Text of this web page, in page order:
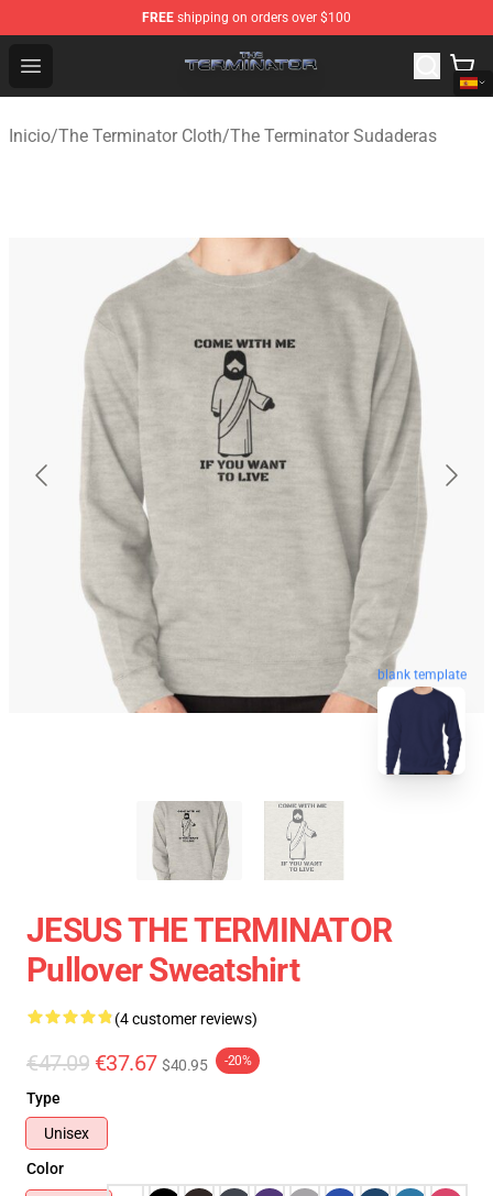
FREE shipping on orders over $100
Open menu
The Terminator Store - Official The Terminator
Inicio/The Terminator Cloth/The Terminator Sudaderas
blank template
JESUS THE TERMINATOR
Pullover Sweatshirt
(4 customer reviews)
€47.09 €37.67 $40.95 -20%
Type
Unisex
Color